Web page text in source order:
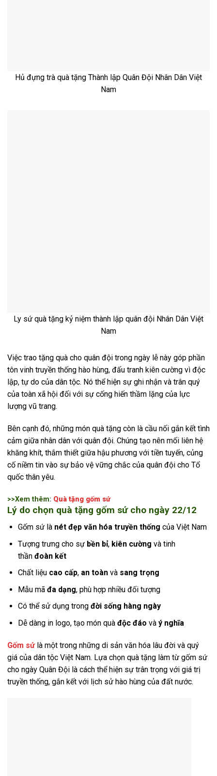
Hủ đựng trà quà tặng Thành lập Quân Đội Nhân Dân Việt
Nam
Ly sứ quà tặng kỷ niệm thành lập quân đội Nhân Dân Việt
Nam
Việc trao tặng quà cho quân đội trong ngày lễ này góp phần
tôn vinh truyền thống hào hùng, đấu tranh kiên cường vì độc
lập, tự do của dân tộc. Nó thể hiện sự ghi nhận và trân quý
của toàn xã hội đối với sự cống hiến thầm lặng của lực
lượng vũ trang.
Bên cạnh đó, những món quà tặng còn là cầu nối gắn kết tình
cảm giữa nhân dân với quân đội. Chúng tạo nên mối liên hệ
khăng khít, thắm thiết giữa hậu phương với tiền tuyến, củng
cố niềm tin vào sự bảo vệ vững chắc của quân đội cho Tổ
quốc thân yêu.
>>Xem thêm: Quà tặng gốm sứ
Lý do chọn quà tặng gốm sứ cho ngày 22/12
Gốm sứ là nét đẹp văn hóa truyền thống của Việt Nam
Tượng trưng cho sự bền bỉ, kiên cường và tinh
thần đoàn kết
Chất liệu cao cấp, an toàn và sang trọng
Mẫu mã đa dạng, phù hợp nhiều đối tượng
Có thể sử dụng trong đời sống hàng ngày
Dễ dàng in logo, tạo món quà độc đáo và ý nghĩa
Gốm sứlà một trong những di sản văn hóa lâu đời và quý
giá của dân tộc Việt Nam. Lựa chọn quà tặng làm từ gốm sứ
cho ngày Quân Đội là cách thể hiện sự trân trọng với giá trị
truyền thống, gắn kết với lịch sử hào hùng của đất nước.